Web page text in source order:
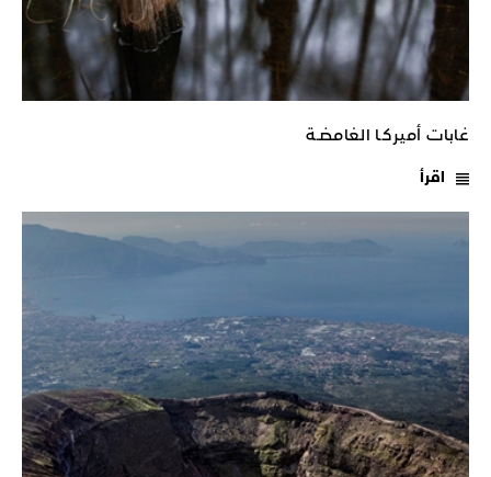
غابات أميركـا الغامضـة
اقرأ